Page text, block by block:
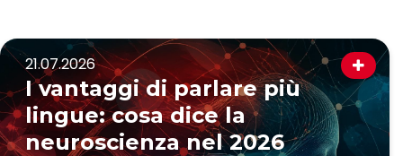
21.07.2026
I vantaggi di parlare più
lingue: cosa dice la
neuroscienza nel 2026